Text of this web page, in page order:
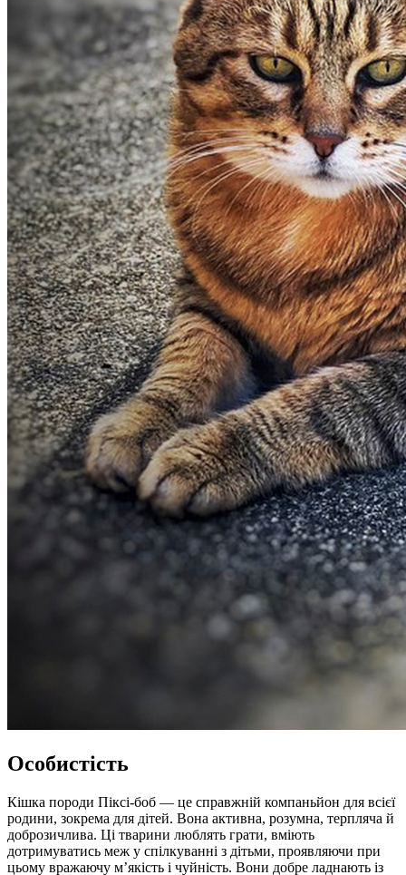
Особистість
Кішка породи Піксі-боб — це справжній компаньйон для всієї
родини, зокрема для дітей. Вона активна, розумна, терпляча й
доброзичлива. Ці тварини люблять грати, вміють
дотримуватись меж у спілкуванні з дітьми, проявляючи при
цьому вражаючу м’якість і чуйність. Вони добре ладнають із